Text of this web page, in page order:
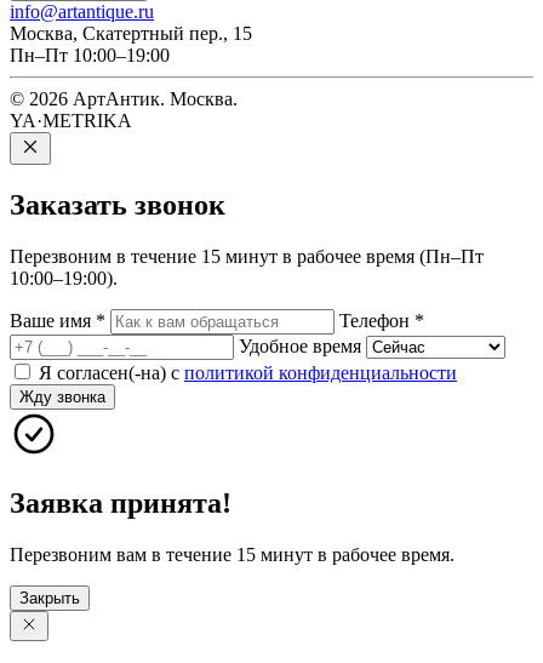
info@artantique.ru
Москва, Скатертный пер., 15
Пн–Пт 10:00–19:00
© 2026 АртАнтик. Москва.
YA·METRIKA
Заказать звонок
Перезвоним в течение 15 минут в рабочее время (Пн–Пт
10:00–19:00).
Ваше имя * Телефон *
Удобное время
Я согласен(-на) с политикой конфиденциальности
Жду звонка
Заявка принята!
Перезвоним вам в течение 15 минут в рабочее время.
Закрыть